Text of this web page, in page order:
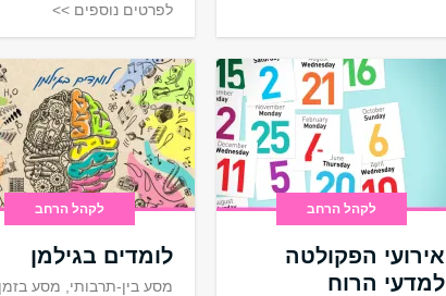
קולות קוראים
קליטה באוקטובר 2026
לפרטים נוספים >>
לקהל הרחב
אירועי הפקולטה
למדעי הרוח
לקהל הרחב
לומדים בגילמן
מסע בין-תרבותי, מסע בזמן,